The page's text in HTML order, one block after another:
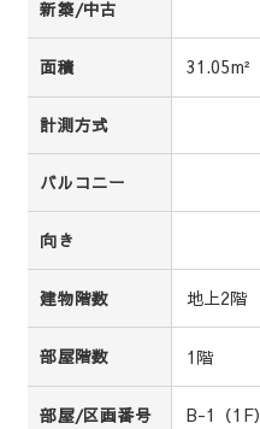
新築/中古
面積 31.05m²
計測方式
バルコニー
向き
建物階数 地上2階
部屋階数 1階
部屋/区画番号 B-1（1F）